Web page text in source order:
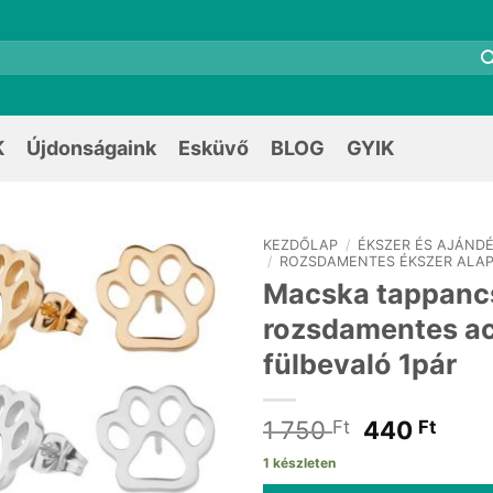
Újdonságaink Esküvő BLOG GYIK
KEZDŐLAP / ÉKSZER ÉS
/ ROZSDAMENTES ÉKSZER
Macska
rozsdamentes
fülbevaló 1pár
1 750Ft
Original
was:
440 Ft
is:
1 készleten